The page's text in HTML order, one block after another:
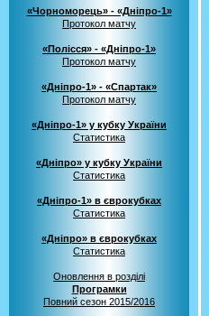
«Чорноморець» - «Дніпро-1»
Протокол матчу
«Полісся» - «Дніпро-1»
Протокол матчу
«Дніпро-1» - «Спартак»
Протокол матчу
«Дніпро-1» у кубку України
Статистика
«Дніпро» у кубку України
Статистика
«Дніпро-1» в єврокубках
Статистика
«Дніпро» в єврокубках
Статистика
Оновлення в розділі
Програмки
Повний сезон 2015/2016